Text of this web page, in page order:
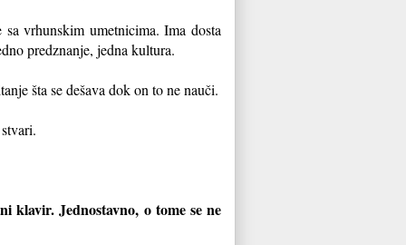
vrhunskim umetnicima. Ima dosta
predznanje, jedna kultura.
šta se dešava dok on to ne nauči.
klavir. Jednostavno, o tome se ne